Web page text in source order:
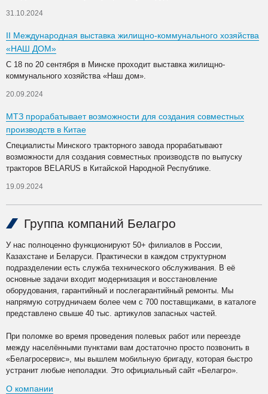
31.10.2024
II Международная выставка жилищно-коммунального хозяйства
«НАШ ДОМ»
С 18 по 20 сентября в Минске проходит выставка жилищно-
коммунального хозяйства «Наш дом».
20.09.2024
МТЗ прорабатывает возможности для создания совместных
производств в Китае
Специалисты Минского тракторного завода прорабатывают
возможности для создания совместных производств по выпуску
тракторов BELARUS в Китайской Народной Республике.
19.09.2024
Группа компаний Белагро
У нас полноценно функционируют 50+ филиалов в России,
Казахстане и Беларуси. Практически в каждом структурном
подразделении есть служба технического обслуживания. В её
основные задачи входит модернизация и восстановление
оборудования, гарантийный и послегарантийный ремонты. Мы
напрямую сотрудничаем более чем с 700 поставщиками, в каталоге
представлено свыше 40 тыс. артикулов запасных частей.
При поломке во время проведения полевых работ или переезде
между населёнными пунктами вам достаточно просто позвонить в
«Белагросервис», мы вышлем мобильную бригаду, которая быстро
устранит любые неполадки. Это официальный сайт «Белагро».
О компании